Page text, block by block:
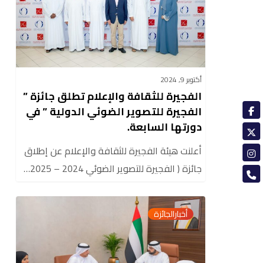
جائزة
”
الفجيرة
للتصوير
الضوئي
الدولية
في
دورتها
السابعة.
أكتوبر 9, 2024
الفجيرة للثقافة والإعلام تطلق جائزة ”
الفجيرة للتصوير الضوئي الدولية ” في
دورتها السابعة.
أعلنت هيئة الفجيرة للثقافة والإعلام عن إطلاق
جائزة ( الفجيرة للتصوير الضوئي 2024 – 2025…
محمد
الشرقي
يلتقي
فريق
أخبارالجائزة
0